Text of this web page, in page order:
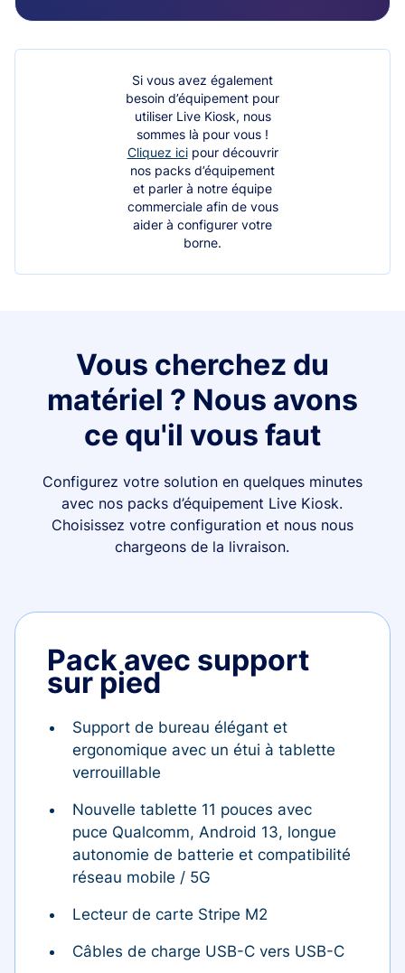
Si vous avez également
besoin d’équipement pour
utiliser Live Kiosk, nous
sommes là pour vous !
Cliquez icipour découvrir
nos packs d’équipement
et parler à notre équipe
commerciale afin de vous
aider à configurer votre
borne.
Vous cherchez du
matériel ? Nous avons
ce qu'il vous faut
Configurez votre solution en quelques minutes
avec nos packs d’équipement Live Kiosk.
Choisissez votre configuration et nous nous
chargeons de la livraison.
Pack avec support
sur pied
Support de bureau élégant et
ergonomique avec un étui à tablette
verrouillable
Nouvelle tablette 11 pouces avec
puce Qualcomm, Android 13, longue
autonomie de batterie et compatibilité
réseau mobile / 5G
Lecteur de carte Stripe M2
Câbles de charge USB-C vers USB-C